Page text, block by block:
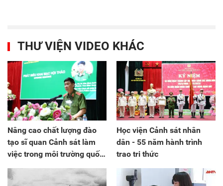
THƯ VIỆN VIDEO KHÁC
Nâng cao chất lượng đào
tạo sĩ quan Cảnh sát làm
việc trong môi trường quốc
Học viện Cảnh sát nhân
dân - 55 năm hành trình
trao tri thức